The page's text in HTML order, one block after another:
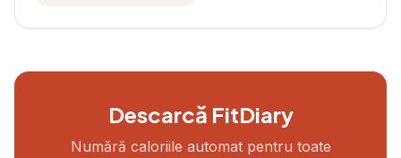
Descarcă FitDiary
Numără caloriile automat pentru toate